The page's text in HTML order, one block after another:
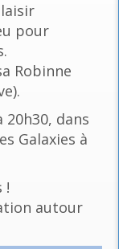
pour
Robinne
20h30, dans
Galaxies à
!
autour